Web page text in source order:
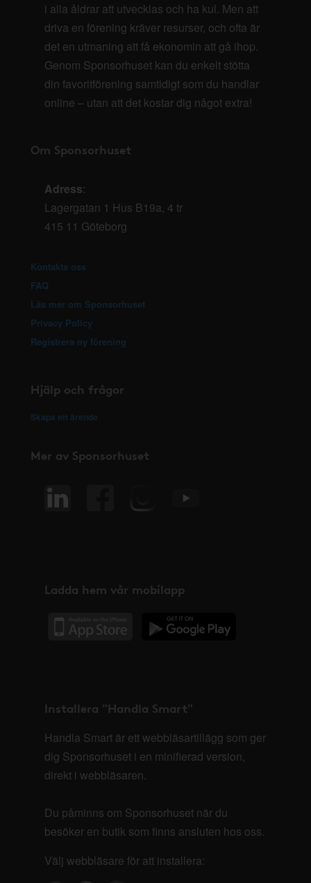
i alla åldrar att utvecklas och ha kul. Men att
driva en förening kräver resurser, och ofta är
det en utmaning att få ekonomin att gå ihop.
Genom Sponsorhuset kan du enkelt stötta
din favoritförening samtidigt som du handlar
online – utan att det kostar dig något extra!
Om Sponsorhuset
Adress:
Lagergatan 1 Hus B19a, 4 tr
415 11 Göteborg
Kontakta oss
FAQ
Läs mer om Sponsorhuset
Privacy Policy
Registrera ny förening
Hjälp och frågor
Skapa ett ärende
Mer av Sponsorhuset
Ladda hem vår mobilapp
Installera "Handla Smart"
Handla Smart är ett webbläsartillägg som ger
dig Sponsorhuset i en minifierad version,
direkt i webbläsaren.
Du påminns om Sponsorhuset när du
besöker en butik som finns ansluten hos oss.
Välj webbläsare för att installera: